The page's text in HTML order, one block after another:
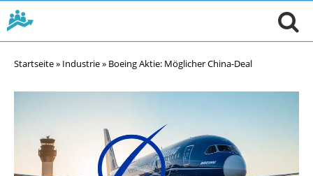
Startseite» Industrie» Boeing Aktie: Möglicher China-Deal